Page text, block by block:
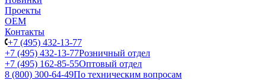
Проекты
ОЕМ
Контакты
+7 (495) 432-13-77
+7 (495) 432-13-77Розничный отдел
+7 (495) 162-85-55Оптовый отдел
8 (800) 300-64-49По техническим вопросам